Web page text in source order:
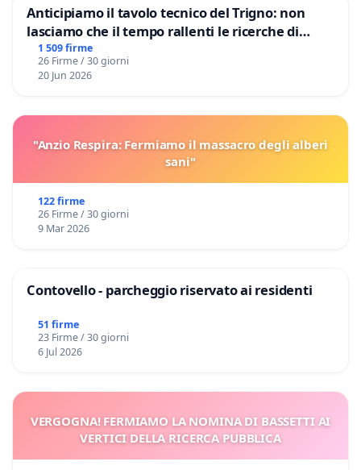
Anticipiamo il tavolo tecnico del Trigno: non
lasciamo che il tempo rallenti le ricerche di
Domenico Racanati
1 509 firme
26 Firme / 30 giorni
20 Jun 2026
"Anzio Respira: Fermiamo il massacro degli alberi
sani"
122 firme
26 Firme / 30 giorni
9 Mar 2026
Contovello - parcheggio riservato ai residenti
51 firme
23 Firme / 30 giorni
6 Jul 2026
VERGOGNA! FERMIAMO LA NOMINA DI BASSETTI AI
VERTICI DELLA RICERCA PUBBLICA